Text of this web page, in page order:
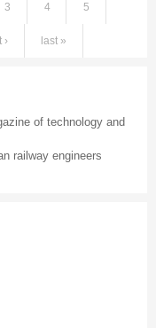
3 4 5
› last »
of technology and
railway engineers